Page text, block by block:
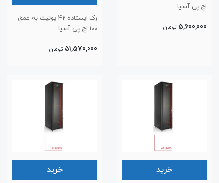
اچ پی آسیا
5,600,000 تومان
رک ایستاده 42 یونیت به عمق
100 اچ پی آسیا
51,570,000 تومان
خرید خرید